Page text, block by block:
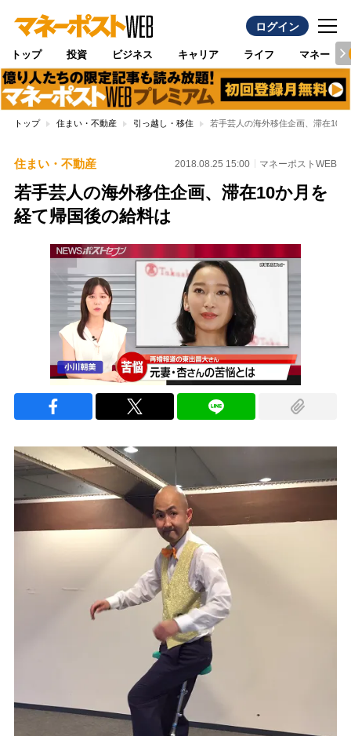
ログイン
トップ 投資 ビジネス キャリア ライフ マネー
トップ 住まい・不動産 引っ越し・移住 若手芸人の海外移住企画、滞在10
住まい・不動産 2018.08.25 15:00 マネーポストWEB
若手芸人の海外移住企画、滞在10か月を
経て帰国後の給料は